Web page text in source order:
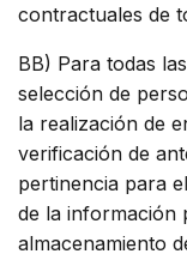
contractuales de
BB) Para todas
selección de
la realización de
verificación de
pertinencia para
de la información
almacenamiento